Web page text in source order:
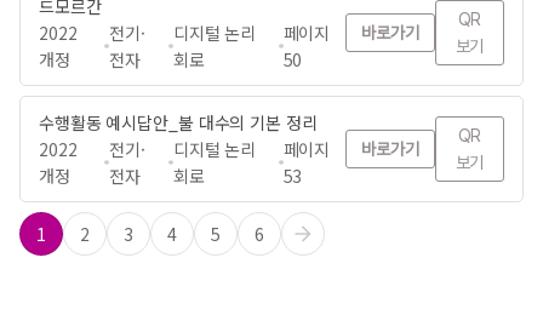
드모르간
2022
개정
전기·
전자
디지털 논리
회로
페이지
50
바로가기
QR
보기
수행활동 예시답안_불 대수의 기본 정리
2022
개정
전기·
전자
디지털 논리
회로
페이지
53
바로가기
QR
보기
1 2 3 4 5 6